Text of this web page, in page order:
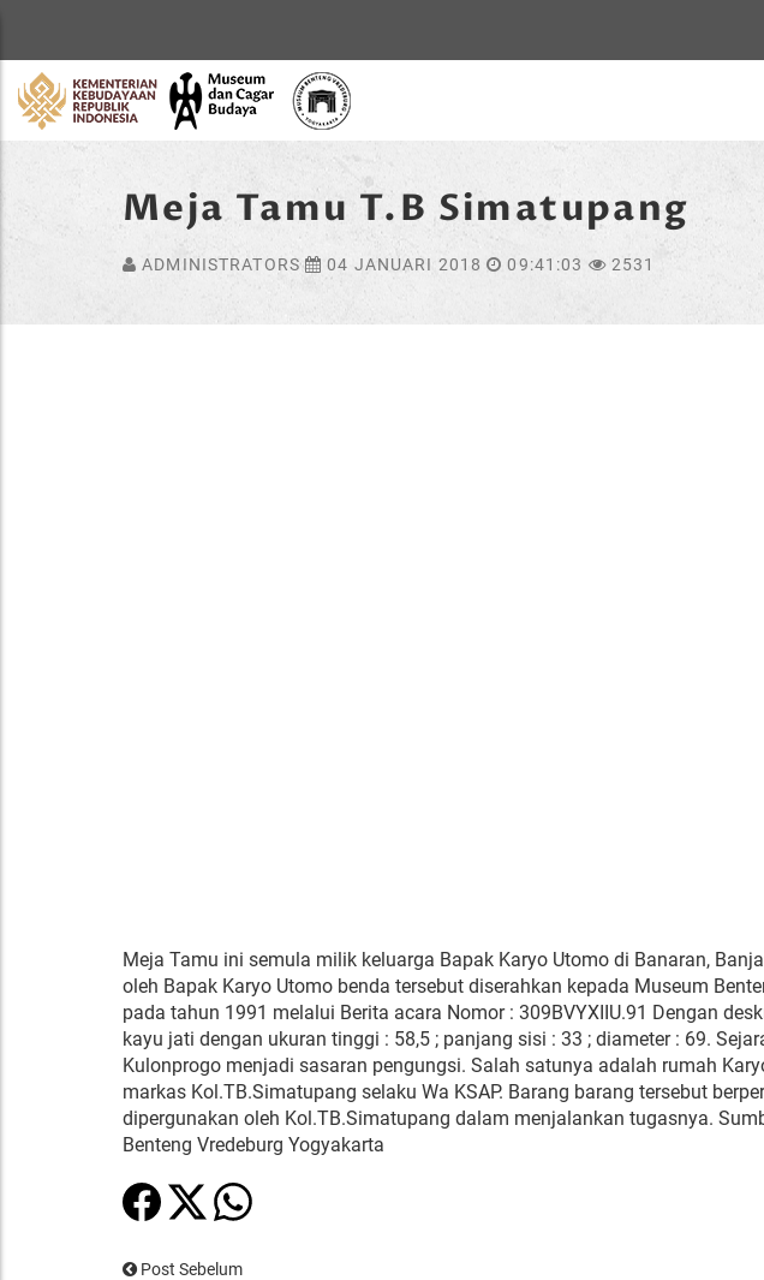
Home
Meja Tamu T.B Simatupang
ADMINISTRATORS 04 JANUARI 2018 09:41:03 2531
Meja Tamu ini semula milik keluarga Bapak Karyo Utomo di Banaran,
oleh Bapak Karyo Utomo benda tersebut diserahkan kepada Museum
pada tahun 1991 melalui Berita acara Nomor : 309BVYXIIU.91 Dengan
kayu jati dengan ukuran tinggi : 58,5 ; panjang sisi : 33 ; diameter : 69.
Kulonprogo menjadi sasaran pengungsi. Salah satunya adalah rumah
markas Kol.TB.Simatupang selaku Wa KSAP. Barang barang tersebut
dipergunakan oleh Kol.TB.Simatupang dalam menjalankan tugasnya.
Benteng Vredeburg Yogyakarta
Post Sebelum